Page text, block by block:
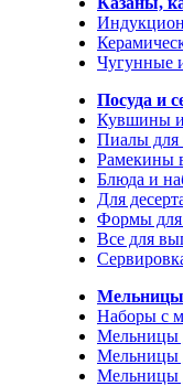
Чугунные
Посуда и
Кувшины
Пиалы для
Рамекины
Блюда и
Для
Формы для
Все для
Мельницы
Наборы с
Мельницы
Мельницы
Мельницы